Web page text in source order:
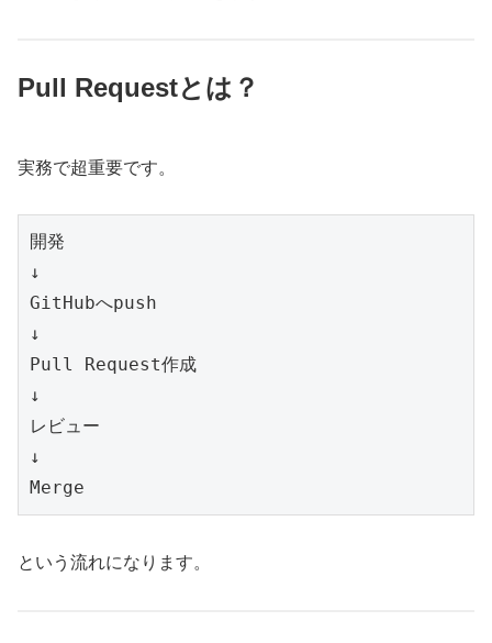
Pull Requestとは？
実務で超重要です。
開発
↓
GitHubへpush
↓
Pull Request作成
↓
レビュー
↓
Merge
という流れになります。